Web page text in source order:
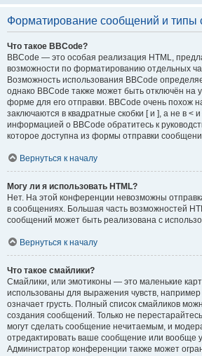
Форматирование сообщений и типы
Что такое BBCode?
BBCode — это особая реализация HTML,
возможности по форматированию отдельных
Возможность использования BBCode
однако BBCode также может быть отключён на
форме для его отправки. BBCode очень похож
заключаются в квадратные скобки [ и ], а не в <
информацией о BBCode обратитесь к
которое доступна из формы отправки
Вернуться к началу
Могу ли я использовать HTML?
Нет. На этой конференции невозможны
в сообщениях. Большая часть возможностей
сообщений может быть реализована с
Вернуться к началу
Что такое смайлики?
Смайлики, или эмотиконы — это маленькие
использованы для выражения чувств, например
означает грусть. Полный список смайликов
создания сообщений. Только не
могут сделать сообщение нечитаемым, и
отредактировать ваше сообщение или вообще
Администратор конференции также может